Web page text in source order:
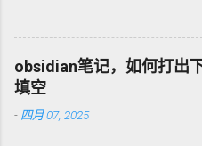
质，绒布的舒服又耐用，像
车座尺寸，通用款最省心。 用
USB，5分钟座椅热乎乎，开长
车，加热垫开低档，20分钟省
也不冻，安全又舒服。冬天停
obsidian笔记，如何打出
填空
- 四月 07, 2025